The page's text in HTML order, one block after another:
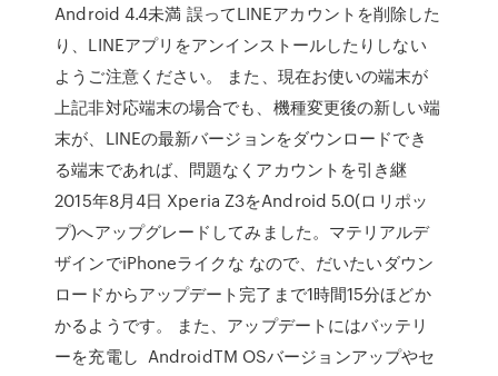
Android 4.4未満 誤ってLINEアカウントを削除した
り、LINEアプリをアンインストールしたりしない
ようご注意ください。 また、現在お使いの端末が
上記非対応端末の場合でも、機種変更後の新しい端
末が、LINEの最新バージョンをダウンロードでき
る端末であれば、問題なくアカウントを引き継
2015年8月4日 Xperia Z3をAndroid 5.0(ロリポッ
プ)へアップグレードしてみました。マテリアルデ
ザインでiPhoneライクな なので、だいたいダウン
ロードからアップデート完了まで1時間15分ほどか
かるようです。 また、アップデートにはバッテリ
ーを充電し AndroidTM OSバージョンアップやセ